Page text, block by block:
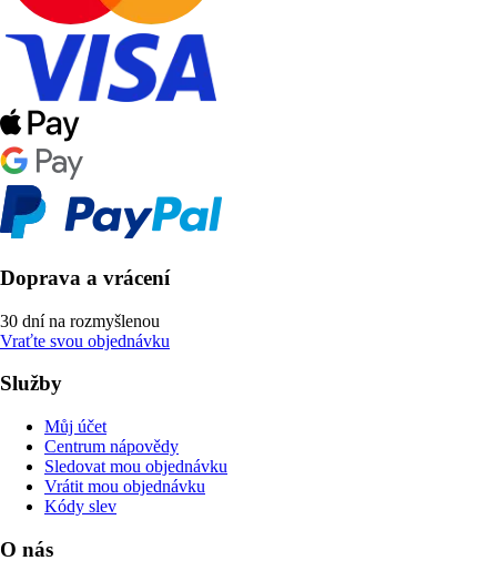
Doprava a vrácení
30 dní na rozmyšlenou
Vraťte svou objednávku
Služby
Můj účet
Centrum nápovědy
Sledovat mou objednávku
Vrátit mou objednávku
Kódy slev
O nás